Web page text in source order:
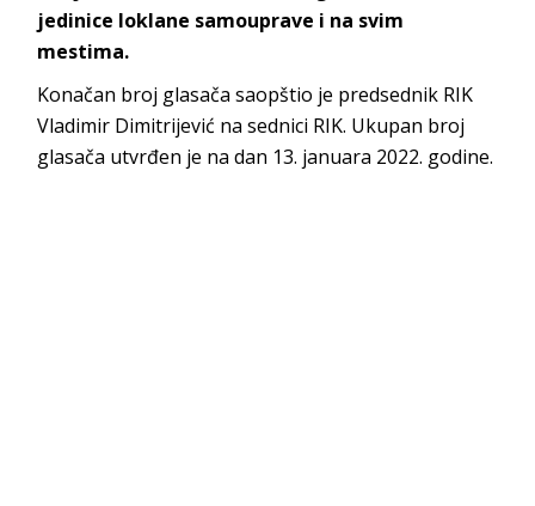
jedinice loklane samouprave i na svim
mestima.
Konačan broj glasača saopštio je predsednik RIK
Vladimir Dimitrijević na sednici RIK. Ukupan broj
glasača utvrđen je na dan 13. januara 2022. godine.